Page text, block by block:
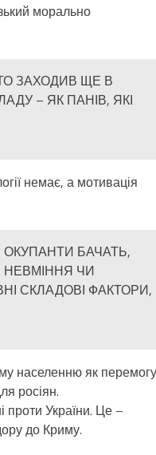
морально
ЗАХОДИВ ЩЕ В
– ЯК ПАНІВ, ЯКІ
немає, а мотивація
БАЧАТЬ,
НЕВМІННЯ ЧИ
СКЛАДОВІ ФАКТОРИ,
населенню як
росіян.
проти України. Це –
до Криму.